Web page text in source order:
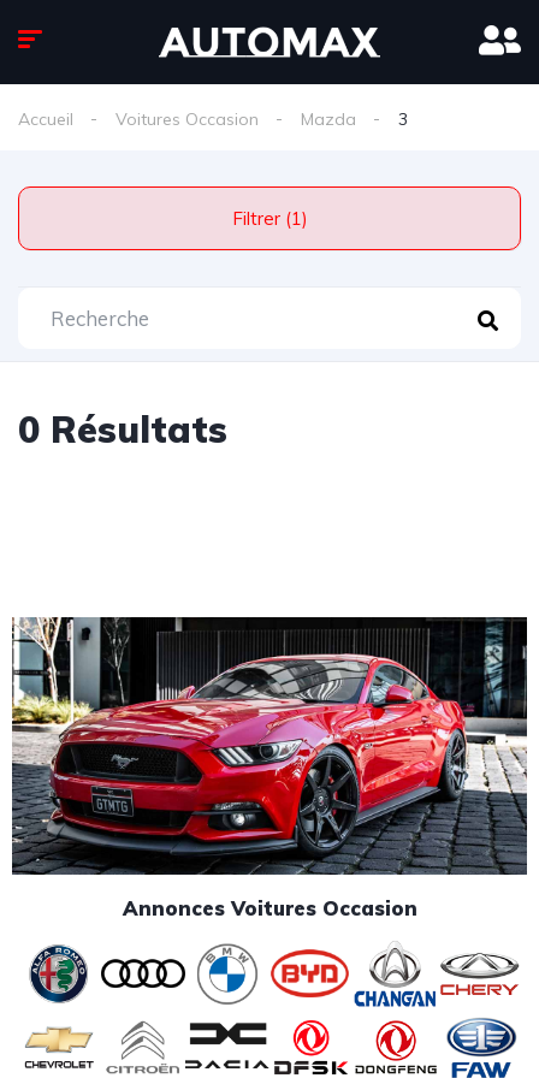
Accueil Voitures Occasion Mazda 3
Filtrer (1)
0 Résultats
Annonces Voitures Occasion